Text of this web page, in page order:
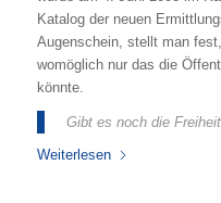
Katalog der neuen
Augenschein, stellt man
womöglich nur das die
könnte.
Gibt es noch die
Weiterlesen